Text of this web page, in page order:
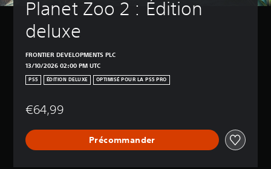
Planet Zoo 2 : Édition
deluxe
FRONTIER DEVELOPMENTS PLC
13/10/2026 02:00 PM UTC
PS5 ÉDITION DELUXE OPTIMISÉ POUR LA PS5 PRO
€64,99
Précommander